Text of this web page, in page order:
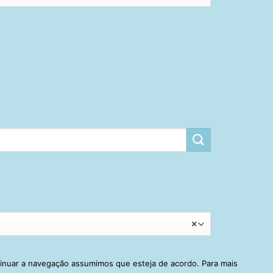
×
a navegação assumimos que esteja de acordo. Para mais